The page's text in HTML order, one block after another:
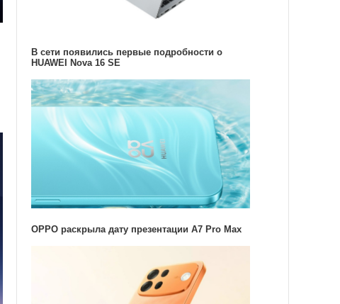
В сети появились первые подробности о
HUAWEI Nova 16 SE
OPPO раскрыла дату презентации A7 Pro Max